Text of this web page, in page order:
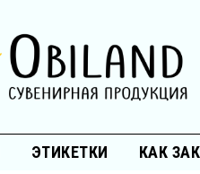
ЭТИКЕТКИ КАК